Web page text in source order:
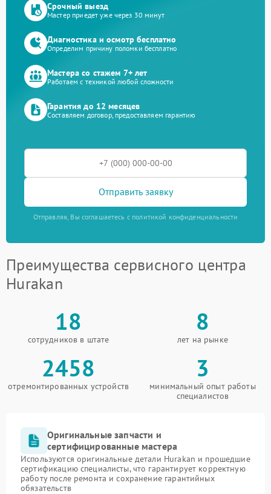
Срочный выезд
Мастер приедет уже через 30 минут
Диагностика и осмотр бесплатно
Определим причину поломки бесплатно
Мастера со стажем 7+ лет
Работаем с техникой любой сложности
Гарантия до 12 месяцев
Составляем договор, предоставляем гарантию
Отправить заявку
Отправляя, Вы соглашаетесь с политикой конфиденциальности
Преимущества сервисного центра
Hurakan
18
сотрудников в штате
8
лет на рынке
2458
отремонтированных устройств
3
минимальный опыт работы
специалистов
Оригинальные запчасти и
сертифицированные мастера
Используются оригинальные детали Hurakan и прошедшие
сертификацию специалисты, что гарантирует корректную
работу после ремонта и сохранение гарантийных
обязательств